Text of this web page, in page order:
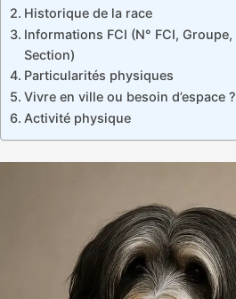
Historique de la race
Informations FCI (N° FCI, Groupe,
Section)
Particularités physiques
Vivre en ville ou besoin d’espace ?
Activité physique